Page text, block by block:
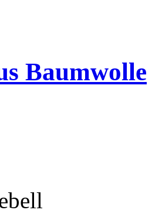
Baumwolle